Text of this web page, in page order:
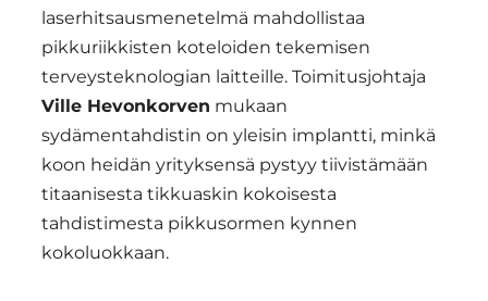
laserhitsausmenetelmä mahdollistaa
pikkuriikkisten koteloiden tekemisen
terveysteknologian laitteille. Toimitusjohtaja
Ville Hevonkorven mukaan
sydämentahdistin on yleisin implantti, minkä
koon heidän yrityksensä pystyy tiivistämään
titaanisesta tikkuaskin kokoisesta
tahdistimesta pikkusormen kynnen
kokoluokkaan.